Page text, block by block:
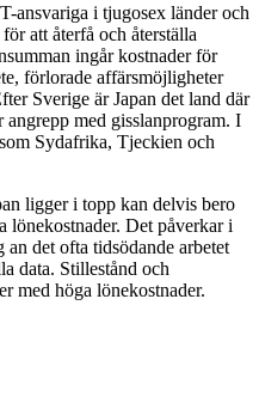
ansvariga i tjugosex länder och
att återfå och återställa
ingår kostnader för
förlorade affärsmöjligheter
Sverige är Japan det land där
med gisslanprogram. I
Sydafrika, Tjeckien och
ligger i topp kan delvis bero
lönekostnader. Det påverkar i
det ofta tidsödande arbetet
data. Stillestånd och
med höga lönekostnader.